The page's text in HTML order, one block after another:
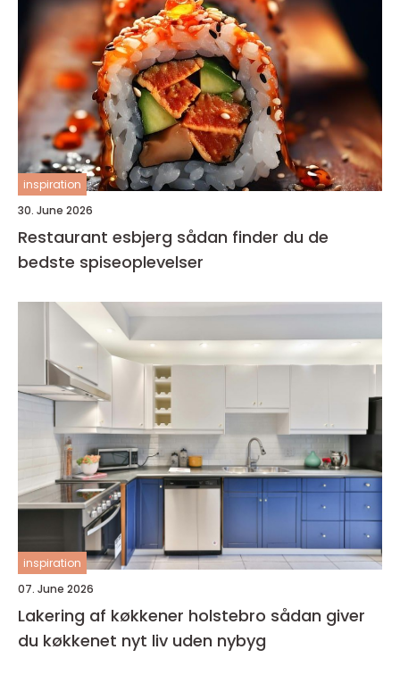
inspiration
30. June 2026
Restaurant esbjerg sådan finder du de
bedste spiseoplevelser
inspiration
07. June 2026
Lakering af køkkener holstebro sådan giver
du køkkenet nyt liv uden nybyg